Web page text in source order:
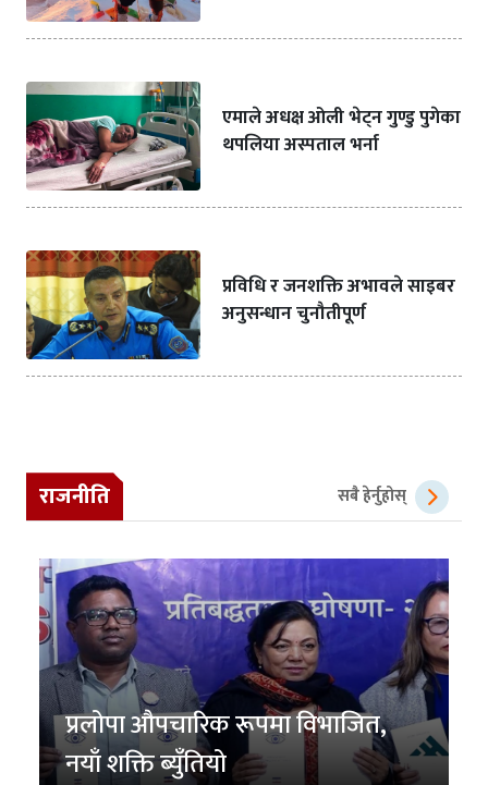
एमाले अधक्ष ओली भेट्न गुण्डु पुगेका
थपलिया अस्पताल भर्ना
प्रविधि र जनशक्ति अभावले साइबर
अनुसन्धान चुनौतीपूर्ण
राजनीति सबै हेर्नुहोस्
प्रलोपा औपचारिक रूपमा विभाजित,
नयाँ शक्ति ब्युँतियो